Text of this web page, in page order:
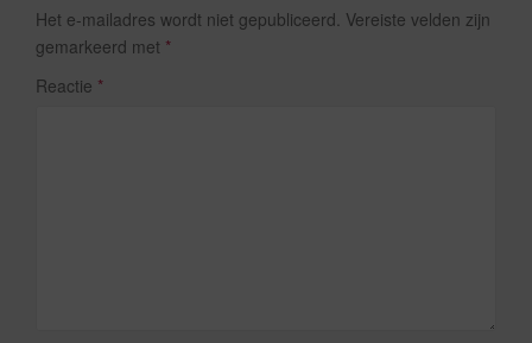
Het e-mailadres wordt niet gepubliceerd. Vereiste velden zijn
gemarkeerd met *
Reactie *